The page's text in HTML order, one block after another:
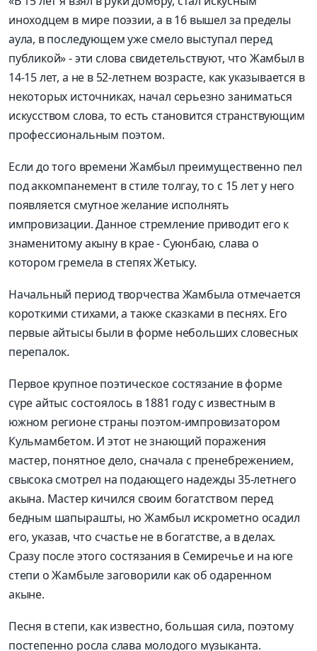
иноходцем в мире поэзии, а в 16 вышел за пределы
аула, в последующем уже смело выступал перед
публикой» - эти слова свидетельствуют, что Жамбыл в
14-15 лет, а не в 52-летнем возрасте, как указывается в
некоторых источниках, начал серьезно заниматься
искусством слова, то есть становится странствующим
профессиональным поэтом.
Если до того времени Жамбыл преимущественно пел
под аккомпанемент в стиле толгау, то с 15 лет у него
появляется смутное желание исполнять
импровизации. Данное стремление приводит его к
знаменитому акыну в крае - Суюнбаю, слава о
котором гремела в степях Жетысу.
Начальный период творчества Жамбыла отмечается
короткими стихами, а также сказками в песнях. Его
первые айтысы были в форме небольших словесных
перепалок.
Первое крупное поэтическое состязание в форме
сүре айтыс состоялось в 1881 году с известным в
южном регионе страны поэтом-импровизатором
Кульмамбетом. И этот не знающий поражения
мастер, понятное дело, сначала с пренебрежением,
свысока смотрел на подающего надежды 35-летнего
акына. Мастер кичился своим богатством перед
бедным шапырашты, но Жамбыл искрометно осадил
его, указав, что счастье не в богатстве, а в делах.
Сразу после этого состязания в Семиречье и на юге
степи о Жамбыле заговорили как об одаренном
акыне.
Песня в степи, как известно, большая сила, поэтому
постепенно росла слава молодого музыканта.